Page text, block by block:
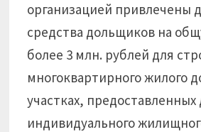
организацией привлечены
средства дольщиков на
более 3 млн. рублей для
многоквартирного жилого
участках, предоставленных
индивидуального